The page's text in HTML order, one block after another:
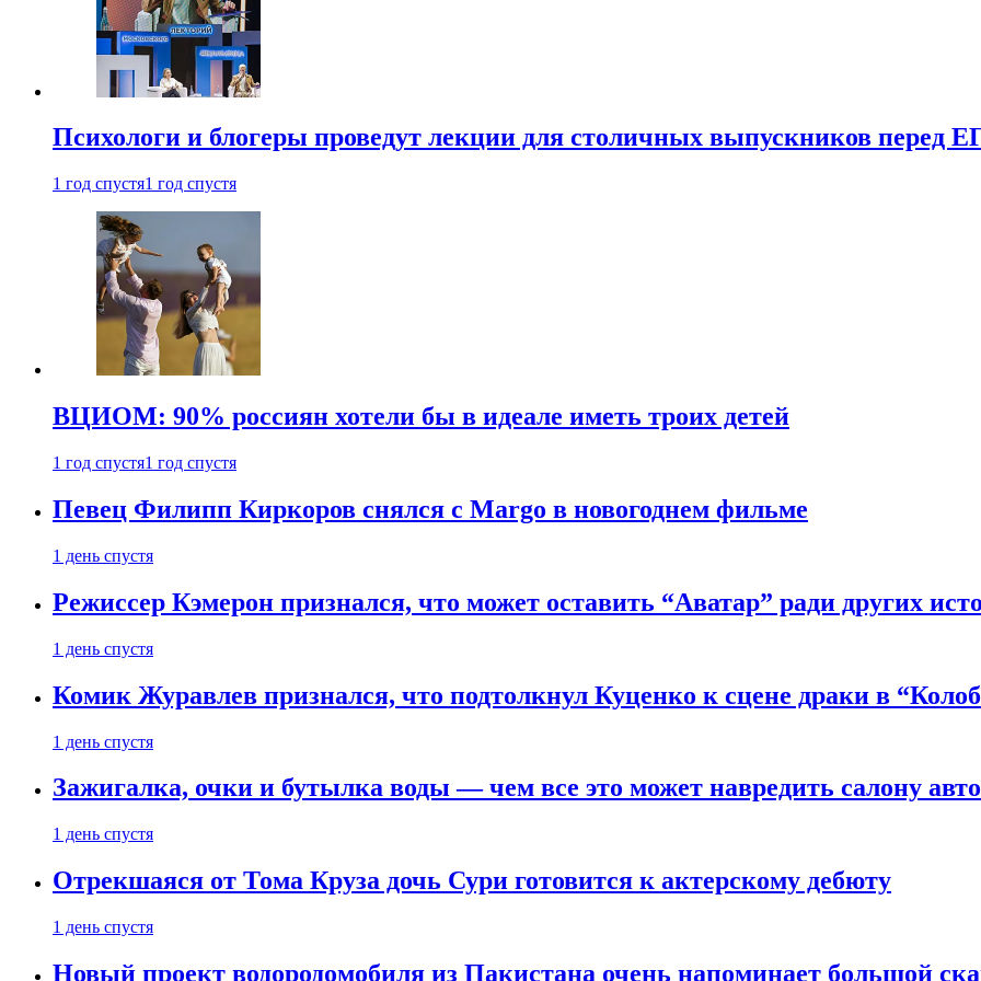
Психологи и блогеры проведут лекции для столичных выпускников перед
1 год спустя1 год спустя
ВЦИОМ: 90% россиян хотели бы в идеале иметь троих детей
1 год спустя1 год спустя
Певец Филипп Киркоров снялся с Margo в новогоднем фильме
1 день спустя
Режиссер Кэмерон признался, что может оставить “Аватар” ради других
1 день спустя
Комик Журавлев признался, что подтолкнул Куценко к сцене драки в
1 день спустя
Зажигалка, очки и бутылка воды — чем все это может навредить салону
1 день спустя
Отрекшаяся от Тома Круза дочь Сури готовится к актерскому дебюту
1 день спустя
Новый проект водородомобиля из Пакистана очень напоминает большой